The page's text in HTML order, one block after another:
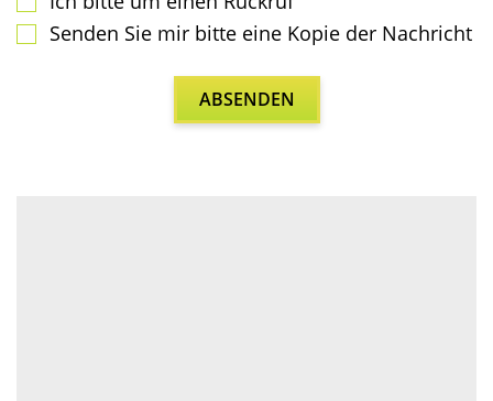
Sen­den Sie mir bit­te eine Kopie der Nachricht